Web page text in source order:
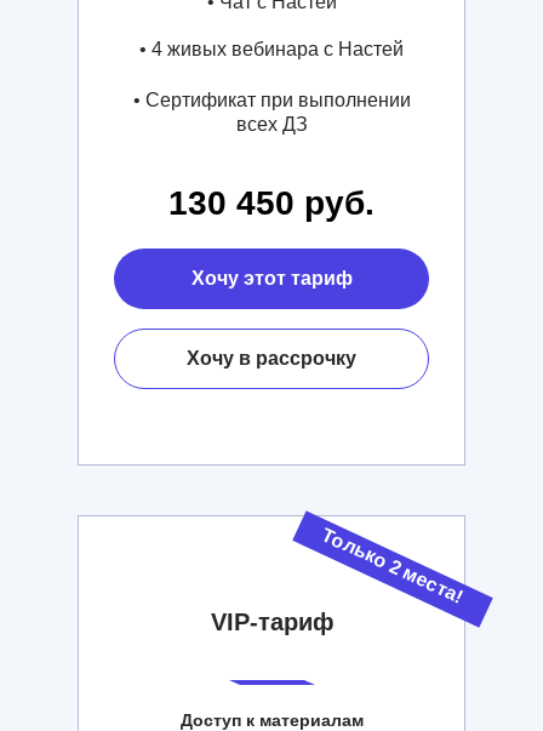
130 450 руб.
• 4 живых вебинара с Настей
• Сертификат при выполнении
всех ДЗ
Хочу этот тариф
Хочу в рассрочку
VIP-тариф
Доступ к материалам
Только 2 места!